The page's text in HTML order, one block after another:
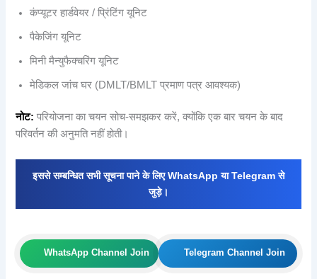
कंप्यूटर हार्डवेयर / प्रिंटिंग यूनिट
पैकेजिंग यूनिट
मिनी मैन्युफैक्चरिंग यूनिट
मेडिकल जांच घर (DMLT/BMLT प्रमाण पत्र आवश्यक)
नोट: परियोजना का चयन सोच-समझकर करें, क्योंकि एक बार चयन के बाद
परिवर्तन की अनुमति नहीं होती।
इससे सम्बन्धित सभी सूचना पाने के लिए WhatsApp या Telegram से
जुड़े।
WhatsApp Channel Join Telegram Channel Join